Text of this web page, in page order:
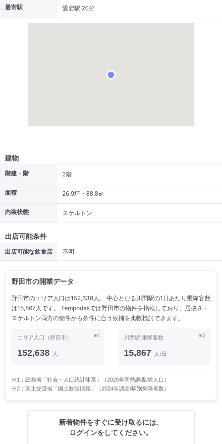
居抜き | スケルトン
最寄駅 愛宕駅 20分
建物
階建・階 2階
面積 26.9坪・88.8㎡
内装状態 スケルトン
出店可能条件
出店可能な飲食店 不明
野田市の開業データ
野田市のエリア人口は152,638人。 中心となる川間駅の1日あたり乗降客数
は15,867人です。 Tempodasでは野田市の物件を掲載しており、居抜き・
スケルトン両方の物件から条件に合う候補を比較検討できます。
※1
エリア人口（野田市）
152,638 人
※2
川間駅 乗降客数
15,867 人/日
※1：総務省「社会・人口統計体系」（2020年国勢調査/総人口）
※2：国土交通省「国土数値情報」（2024年調査/駅別乗降客数）
新着物件をすぐに受け取るには、
ログインをしてください。